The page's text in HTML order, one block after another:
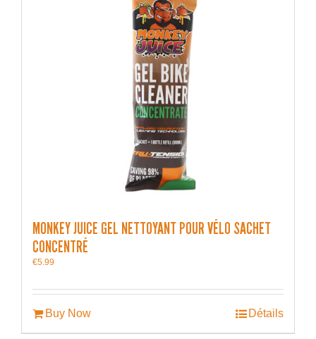
MONKEY JUICE GEL NETTOYANT POUR VÉLO SACHET
CONCENTRÉ
€5.99
Buy Now Détails